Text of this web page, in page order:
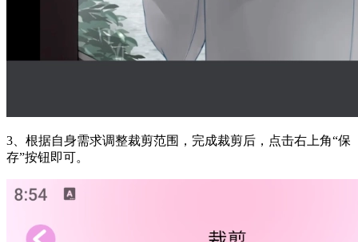
3、根据自身需求调整裁剪范围，完成裁剪后，点击右上角“保
存”按钮即可。